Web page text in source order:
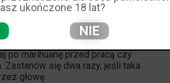
w pośpiechu i sprawiało ci
sobie wcześniej czas na
klimat, czy to przed TV lub przy
prostu się zrelaksuj.
po marihuanę przed pracą czy
Zastanów się dwa razy, jeśli taka
głowę.
ukończone 18 lat?
NIE